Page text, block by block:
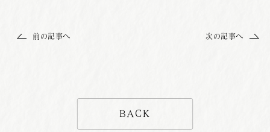
前の記事へ 次の記事へ
BACK